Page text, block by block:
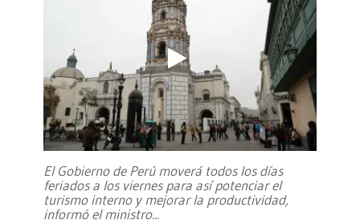
El Gobierno de Perú moverá todos los días
feriados a los viernes para así potenciar el
turismo interno y mejorar la productividad,
informó el ministro...